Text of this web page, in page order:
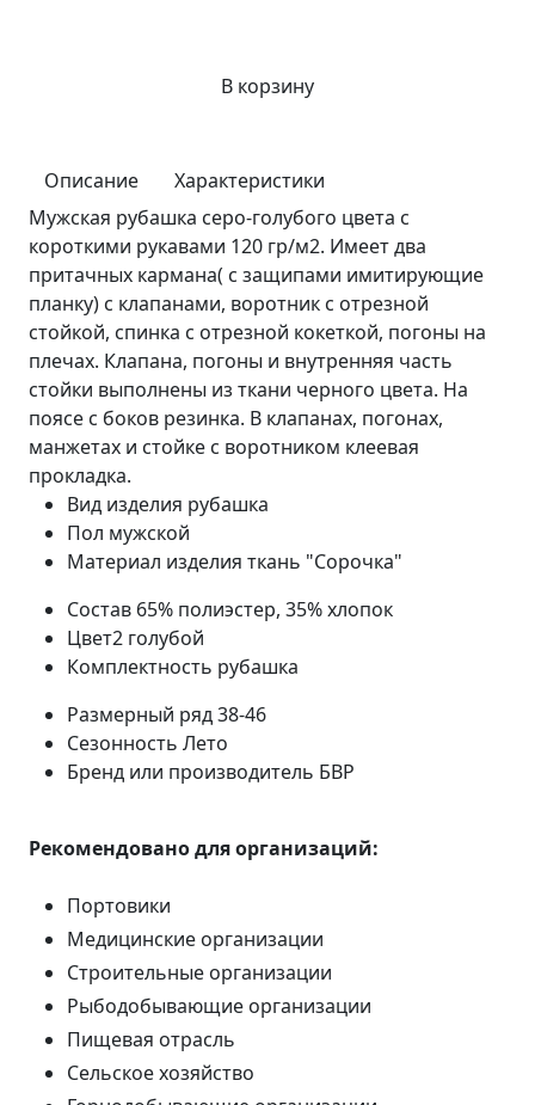
В корзину
Описание
Характеристики
Мужская рубашка серо-голубого цвета с
короткими рукавами 120 гр/м2. Имеет два
притачных кармана( с защипами имитирующие
планку) с клапанами, воротник с отрезной
стойкой, спинка с отрезной кокеткой, погоны на
плечах. Клапана, погоны и внутренняя часть
стойки выполнены из ткани черного цвета. На
поясе с боков резинка. В клапанах, погонах,
манжетах и стойке с воротником клеевая
прокладка.
Вид изделия рубашка
Пол мужской
Материал изделия ткань "Сорочка"
Состав 65% полиэстер, 35% хлопок
Цвет2 голубой
Комплектность рубашка
Размерный ряд38-46
Сезонность Лето
Бренд или производитель БВР
Рекомендовано для организаций:
Портовики
Медицинские организации
Строительные организации
Рыбодобывающие организации
Пищевая отрасль
Сельское хозяйство